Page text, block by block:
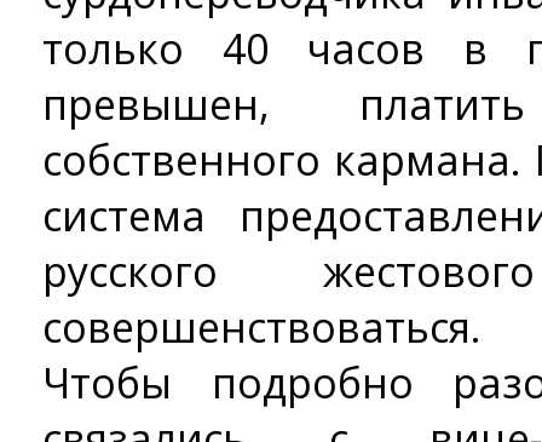
только 40 часов в
превышен,
собственного
система
русского
совершенствоваться.
Чтобы подробно